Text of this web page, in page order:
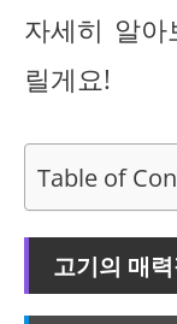
자세히 알
릴게요!
Table of
고기의 매